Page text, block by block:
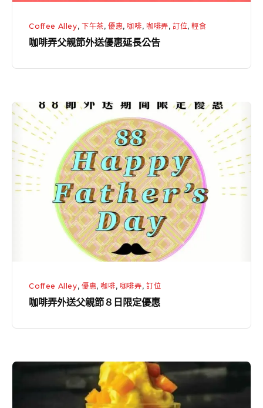
Coffee Alley, 下午茶, 優惠, 咖啡, 咖啡弄, 訂位,輕食
咖啡弄父親節外送優惠延長公告
咖
啡
弄
外
送
父
惠
Coffee Alley, 優惠, 咖啡, 咖啡弄, 訂位
咖啡弄外送父親節８日限定優惠
2019